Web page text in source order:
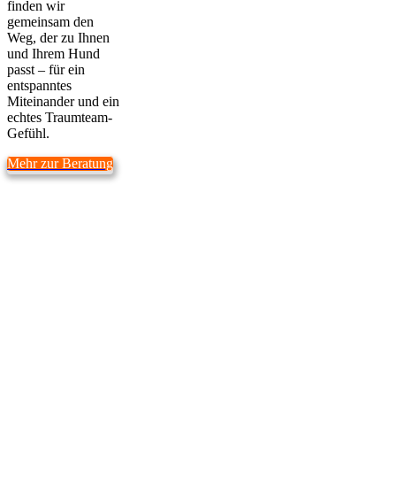
finden wir
gemeinsam den
Weg, der zu Ihnen
und Ihrem Hund
passt – für ein
entspanntes
Miteinander und ein
echtes Traumteam-
Gefühl.
Mehr zur Beratung